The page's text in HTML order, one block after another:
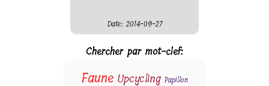
Date: 2014-09-27
Chercher par mot-clef:
Faune Upcycling Papillon